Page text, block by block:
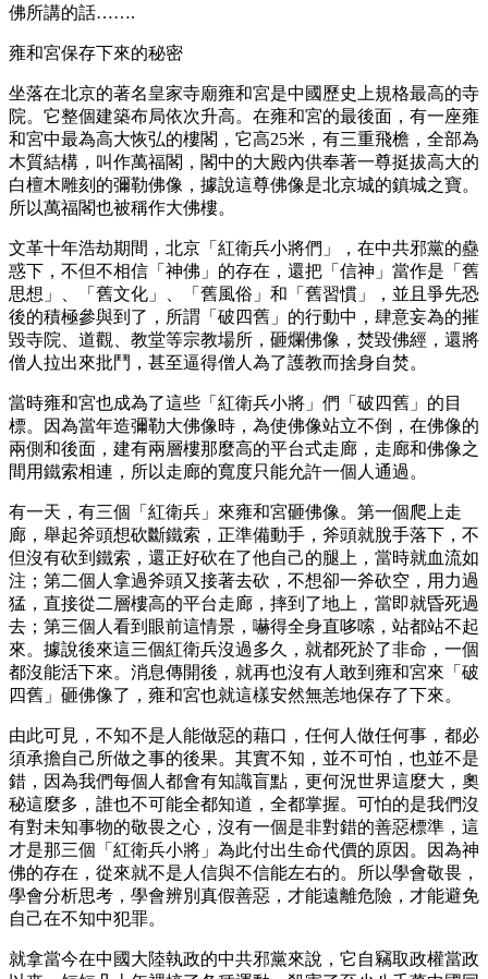
佛所講的話…….
雍和宮保存下來的秘密
坐落在北京的著名皇家寺廟雍和宮是中國歷史上規格最高的寺
院。它整個建築布局依次升高。在雍和宮的最後面，有一座雍
和宮中最為高大恢弘的樓閣，它高25米，有三重飛檐，全部為
木質結構，叫作萬福閣，閣中的大殿內供奉著一尊挺拔高大的
白檀木雕刻的彌勒佛像，據說這尊佛像是北京城的鎮城之寶。
所以萬福閣也被稱作大佛樓。
文革十年浩劫期間，北京「紅衛兵小將們」，在中共邪黨的蠱
惑下，不但不相信「神佛」的存在，還把「信神」當作是「舊
思想」、「舊文化」、「舊風俗」和「舊習慣」，並且爭先恐
後的積極參與到了，所謂「破四舊」的行動中，肆意妄為的摧
毀寺院、道觀、教堂等宗教場所，砸爛佛像，焚毀佛經，還將
僧人拉出來批鬥，甚至逼得僧人為了護教而捨身自焚。
當時雍和宮也成為了這些「紅衛兵小將」們「破四舊」的目
標。因為當年造彌勒大佛像時，為使佛像站立不倒，在佛像的
兩側和後面，建有兩層樓那麼高的平台式走廊，走廊和佛像之
間用鐵索相連，所以走廊的寬度只能允許一個人通過。
有一天，有三個「紅衛兵」來雍和宮砸佛像。第一個爬上走
廊，舉起斧頭想砍斷鐵索，正準備動手，斧頭就脫手落下，不
但沒有砍到鐵索，還正好砍在了他自己的腿上，當時就血流如
注；第二個人拿過斧頭又接著去砍，不想卻一斧砍空，用力過
猛，直接從二層樓高的平台走廊，摔到了地上，當即就昏死過
去；第三個人看到眼前這情景，嚇得全身直哆嗦，站都站不起
來。據說後來這三個紅衛兵沒過多久，就都死於了非命，一個
都沒能活下來。消息傳開後，就再也沒有人敢到雍和宮來「破
四舊」砸佛像了，雍和宮也就這樣安然無恙地保存了下來。
由此可見，不知不是人能做惡的藉口，任何人做任何事，都必
須承擔自己所做之事的後果。其實不知，並不可怕，也並不是
錯，因為我們每個人都會有知識盲點，更何況世界這麼大，奧
秘這麼多，誰也不可能全都知道，全都掌握。可怕的是我們沒
有對未知事物的敬畏之心，沒有一個是非對錯的善惡標準，這
才是那三個「紅衛兵小將」為此付出生命代價的原因。因為神
佛的存在，從來就不是人信與不信能左右的。所以學會敬畏，
學會分析思考，學會辨別真假善惡，才能遠離危險，才能避免
自己在不知中犯罪。
就拿當今在中國大陸執政的中共邪黨來說，它自竊取政權當政